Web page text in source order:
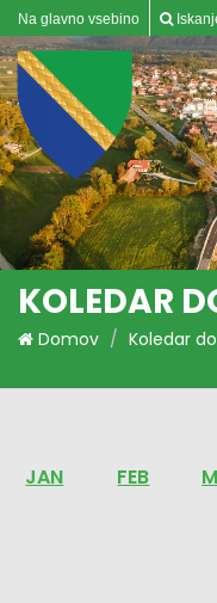
Na glavno vsebino
KOLEDAR
Domov Koledar
JAN FEB